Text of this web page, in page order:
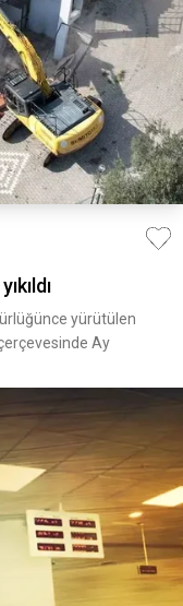
yürütülen
Ay